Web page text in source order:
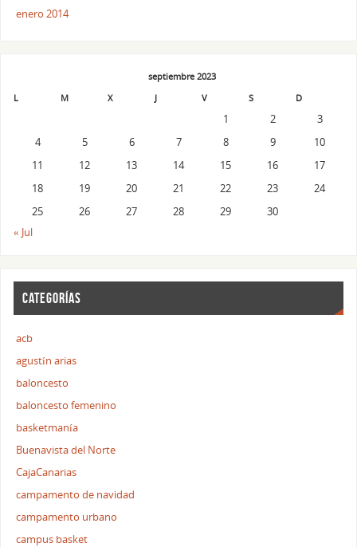
enero 2014
septiembre 2023
L
M X J V S D
1 2
3
4
5 6 7 8 9
10
11
12 13 14 15 16
17
18
19 20 21 22 23
24
25
26 27 28 29
30
« Jul
CATEGORÍAS
acb
agustín arias
baloncesto
baloncesto femenino
basketmanía
Buenavista del Norte
CajaCanarias
campamento de navidad
campamento urbano
campus basket